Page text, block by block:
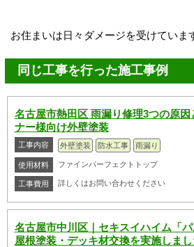
お住まいは日々ダメージを受けていま
同じ工事を行った施工事例
名古屋市熱田区 雨漏り修理3つの原
ナー様向け外壁塗装
工事内容 外壁塗装 防水工事 雨漏り
使用材料 ファインパーフェクトトップ
工事費用 詳しくはお問い合わせください
名古屋市中川区｜セキスイハイム「
屋根塗装・デッキ材交換を実施しまし